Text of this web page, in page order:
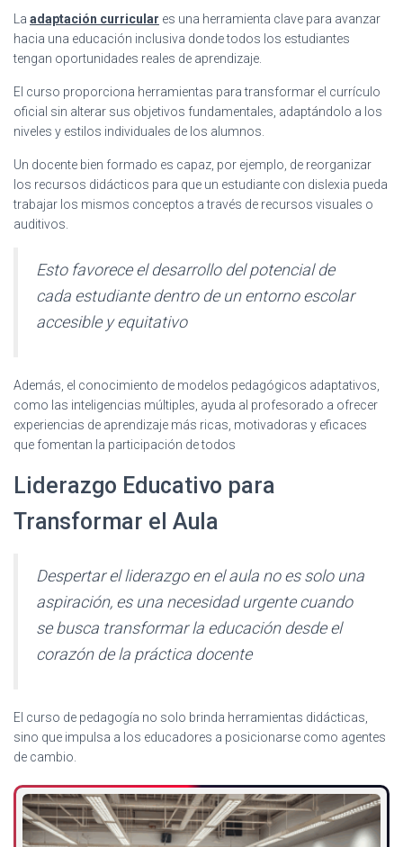
La adaptación curricular es una herramienta clave para avanzar
hacia una educación inclusiva donde todos los estudiantes
tengan oportunidades reales de aprendizaje.
El curso proporciona herramientas para transformar el currículo
oficial sin alterar sus objetivos fundamentales, adaptándolo a los
niveles y estilos individuales de los alumnos.
Un docente bien formado es capaz, por ejemplo, de reorganizar
los recursos didácticos para que un estudiante con dislexia pueda
trabajar los mismos conceptos a través de recursos visuales o
auditivos.
Esto favorece el desarrollo del potencial de
cada estudiante dentro de un entorno escolar
accesible y equitativo
Además, el conocimiento de modelos pedagógicos adaptativos,
como las inteligencias múltiples, ayuda al profesorado a ofrecer
experiencias de aprendizaje más ricas, motivadoras y eficaces
que fomentan la participación de todos
Liderazgo Educativo para
Transformar el Aula
Despertar el liderazgo en el aula no es solo una
aspiración, es una necesidad urgente cuando
se busca transformar la educación desde el
corazón de la práctica docente
El curso de pedagogía no solo brinda herramientas didácticas,
sino que impulsa a los educadores a posicionarse como agentes
de cambio.